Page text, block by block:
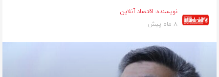
نویسنده: اقتصاد آنلاین
8 ماه پیش